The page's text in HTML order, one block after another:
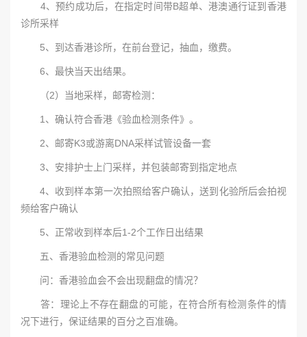
4、预约成功后，在指定时间带B超单、港澳通行证到香港
诊所采样
5、到达香港诊所，在前台登记，抽血，缴费。
6、最快当天出结果。
（2）当地采样，邮寄检测：
1、确认符合香港《验血检测条件》。
2、邮寄K3或游离DNA采样试管设备一套
3、安排护士上门采样，并包装邮寄到指定地点
4、收到样本第一次拍照给客户确认，送到化验所后会拍视
频给客户确认
5、正常收到样本后1-2个工作日出结果
五、香港验血检测的常见问题
问：香港验血会不会出现翻盘的情况？
答：理论上不存在翻盘的可能，在符合所有检测条件的情
况下进行，保证结果的百分之百准确。